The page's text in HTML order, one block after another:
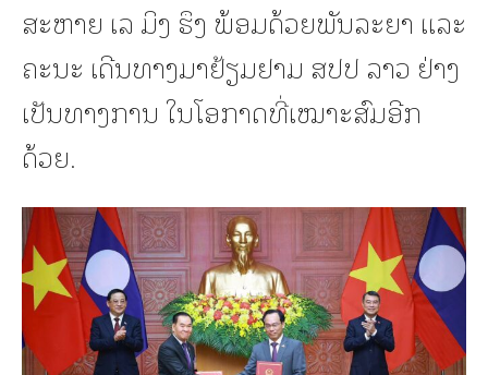
ສະຫາຍ ເລ ມິງ ຮຶງ ພ້ອມດ້ວຍພັນລະຍາ ແລະ
ຄະນະ ເດີນທາງມາຢ້ຽມຢາມ ສປປ ລາວ ຢ່າງ
ເປັນທາງການ ໃນໂອກາດທີ່ເໝາະສົມອີກ
ດ້ວຍ.